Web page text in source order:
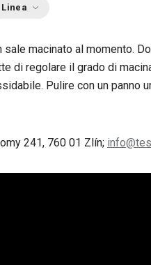
Linea
macinato al momento.
di regolare il grado di
Pulire con un panno
241, 760 01 Zlín;